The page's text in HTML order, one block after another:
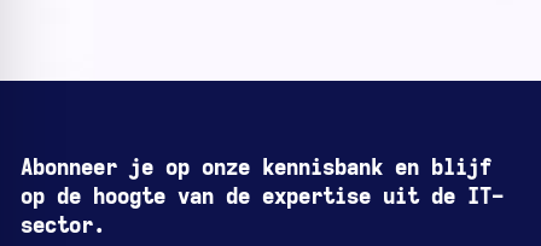
Abonneer je op onze kennisbank en blijf
op de hoogte van de expertise uit de IT-
sector.